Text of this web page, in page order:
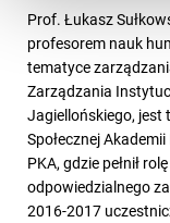
Prof. Łukasz
profesorem nauk
tematyce
Zarządzania
Jagiellońskiego, jest
Społecznej
PKA, gdzie pełnił
odpowiedzialnego
2016-2017